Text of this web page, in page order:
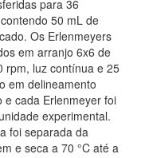
para 36
50 mL de
Os Erlenmeyers
em arranjo 6x6 de
rpm, luz contínua e 25
em delineamento
e cada Erlenmeyer foi
experimental.
foi separada da
e seca a 70 °C até a